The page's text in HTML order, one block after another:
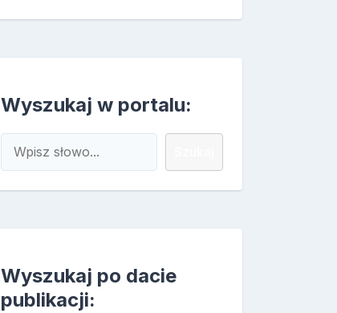
Wyszukaj w portalu:
Wyszukaj po dacie
publikacji: